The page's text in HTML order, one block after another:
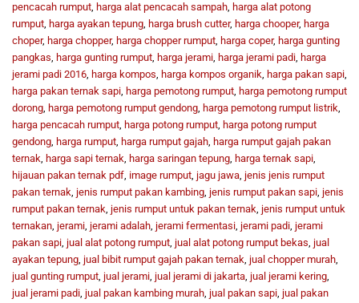
pencacah rumput, harga alat pencacah sampah, harga alat potong
rumput, harga ayakan tepung, harga brush cutter, harga chooper, harga
choper, harga chopper, harga chopper rumput, harga coper, harga gunting
pangkas, harga gunting rumput, harga jerami, harga jerami padi, harga
jerami padi 2016, harga kompos, harga kompos organik, harga pakan sapi,
harga pakan ternak sapi, harga pemotong rumput, harga pemotong rumput
dorong, harga pemotong rumput gendong, harga pemotong rumput listrik,
harga pencacah rumput, harga potong rumput, harga potong rumput
gendong, harga rumput, harga rumput gajah, harga rumput gajah pakan
ternak, harga sapi ternak, harga saringan tepung, harga ternak sapi,
hijauan pakan ternak pdf, image rumput, jagu jawa, jenis jenis rumput
pakan ternak, jenis rumput pakan kambing, jenis rumput pakan sapi, jenis
rumput pakan ternak, jenis rumput untuk pakan ternak, jenis rumput untuk
ternakan, jerami, jerami adalah, jerami fermentasi, jerami padi, jerami
pakan sapi, jual alat potong rumput, jual alat potong rumput bekas, jual
ayakan tepung, jual bibit rumput gajah pakan ternak, jual chopper murah,
jual gunting rumput, jual jerami, jual jerami di jakarta, jual jerami kering,
jual jerami padi, jual pakan kambing murah, jual pakan sapi, jual pakan